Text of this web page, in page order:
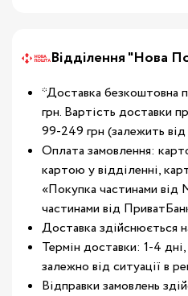
Відділення "Нова
*Доставка безкоштовна
грн. Вартість доставки
99-249 грн (залежить від
Оплата замовлення:
картою у відділенні,
«Покупка частинами від
частинами від
Доставка здійснюється
Термін доставки: 1-4
залежно від ситуації в
Відправки замовлень